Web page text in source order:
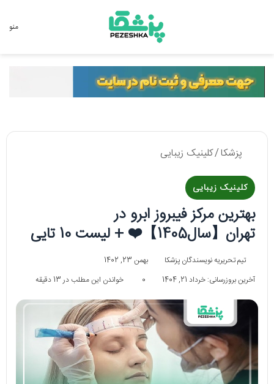
منو
پزشکا/کلینیک زیبایی
کلینیک زیبایی
بهترین مرکز فیبروز ابرو در
تهران【سال1405】❤️ + لیست 10 تایی
تیم تحریریه نویسندگان پزشکا
بهمن 23, 1402
آخرین بروزرسانی: خرداد 21, 1404
0 خواندن این مطلب در 13 دقیقه